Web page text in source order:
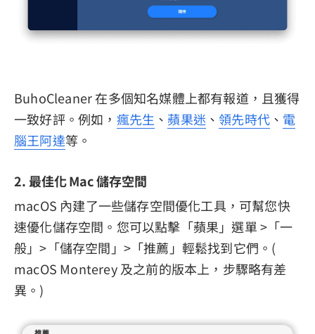
BuhoCleaner 在多個知名媒體上都有報道，且獲得
一致好評。例如， 瘋先生 、 蘋果迷 、領先時代 、 電
腦王阿達等。
2. 最佳化 Mac 儲存空間
macOS 內建了一些儲存空間優化工具，可幫您快
速優化儲存空間。您可以點擊「蘋果」選單 >「一
般」>「儲存空間」>「推薦」輕鬆找到它們。(
macOS Monterey 及之前的版本上，步驟略有差
異。)